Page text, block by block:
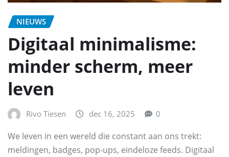
NIEUWS
Digitaal minimalisme:
minder scherm, meer
leven
Rivo Tiesen dec 16, 2025 0
We leven in een wereld die constant aan ons trekt:
meldingen, badges, pop-ups, eindeloze feeds. Digitaal